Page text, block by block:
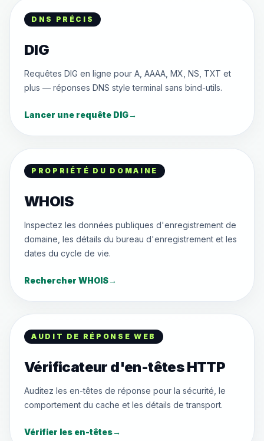
DNS PRÉCIS
DIG
Requêtes DIG en ligne pour A, AAAA, MX, NS, TXT et
plus — réponses DNS style terminal sans bind-utils.
Lancer une requête DIG→
PROPRIÉTÉ DU DOMAINE
WHOIS
Inspectez les données publiques d'enregistrement de
domaine, les détails du bureau d'enregistrement et les
dates du cycle de vie.
Rechercher WHOIS→
AUDIT DE RÉPONSE WEB
Vérificateur d'en-têtes HTTP
Auditez les en-têtes de réponse pour la sécurité, le
comportement du cache et les détails de transport.
Vérifier les en-têtes→